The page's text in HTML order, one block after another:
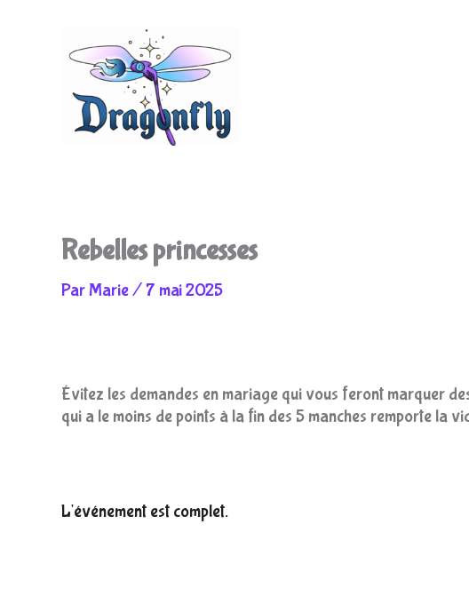
Rebelles princesses
Par Marie/ 7 mai 2025
Évitez les demandes en mariage qui vous feront marquer
qui a le moins de points à la fin des 5 manches remporte la
L'événement est complet.